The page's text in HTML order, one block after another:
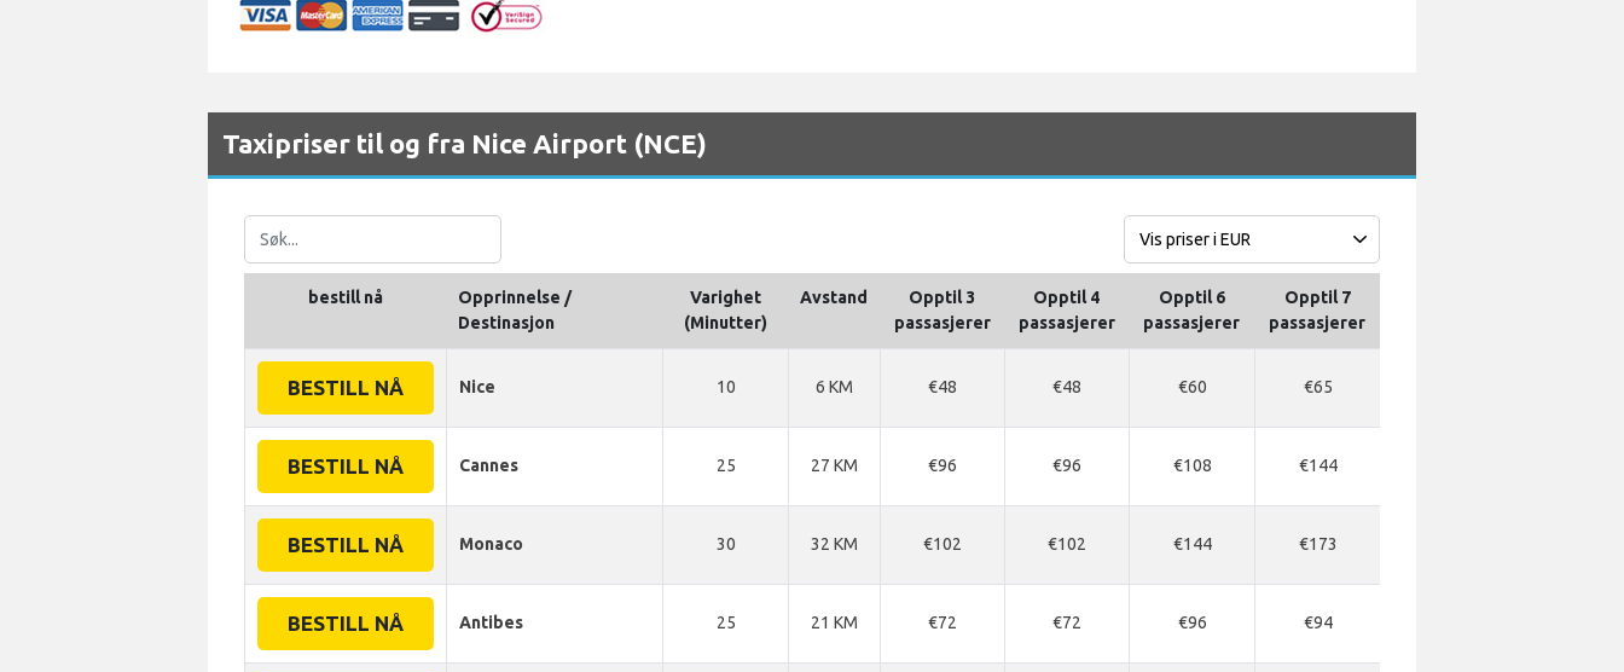
Taxipriser til og fra Nice Airport (NCE)
bestill nå
Opprinnelse /
Destinasjon
Varighet
(Minutter)
Avstand
Opptil 3
passasjerer
Opptil 4
passasjerer
Opptil 6
passasjerer
Opptil 7
passasjerer
BESTILL NÅ Nice 10 6 KM €48 €48 €60 €65
BESTILL NÅ Cannes 25 27 KM €96 €96 €108 €144
BESTILL NÅ Monaco 30 32 KM €102 €102 €144 €173
BESTILL NÅ Antibes 25 21 KM €72 €72 €96 €94